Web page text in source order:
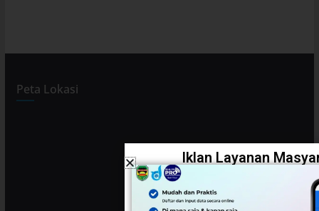
Peta Lokasi
Iklan Layanan